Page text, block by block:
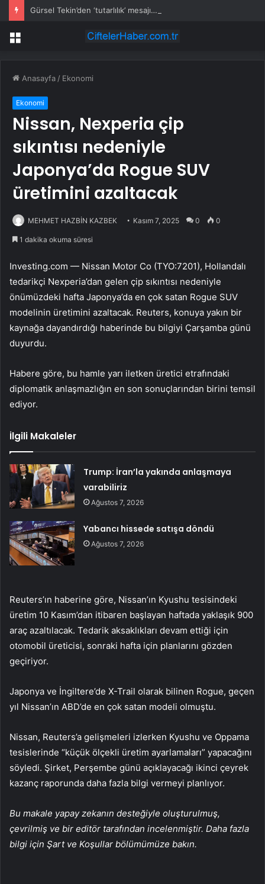
Menü
Anasayfa / Ekonomi
Ekonomi
Nissan, Nexperia çip
sıkıntısı nedeniyle
Japonya’da Rogue SUV
üretimini azaltacak
MEHMET HAZBİN KAZBEK Kasım 7, 2025 0 0
1 dakika okuma süresi
Investing.com — Nissan Motor Co (TYO:7201), Hollandalı
tedarikçi Nexperia’dan gelen çip sıkıntısı nedeniyle
önümüzdeki hafta Japonya’da en çok satan Rogue SUV
modelinin üretimini azaltacak. Reuters, konuya yakın bir
kaynağa dayandırdığı haberinde bu bilgiyi Çarşamba günü
duyurdu.
Habere göre, bu hamle yarı iletken üretici etrafındaki
diplomatik anlaşmazlığın en son sonuçlarından birini temsil
ediyor.
İlgili Makaleler
Trump: İran’la yakında anlaşmaya
varabiliriz
Ağustos 7, 2026
Yabancı hissede satışa döndü
Ağustos 7, 2026
Reuters’ın haberine göre, Nissan’ın Kyushu tesisindeki
üretim 10 Kasım’dan itibaren başlayan haftada yaklaşık 900
araç azaltılacak. Tedarik aksaklıkları devam ettiği için
otomobil üreticisi, sonraki hafta için planlarını gözden
geçiriyor.
Japonya ve İngiltere’de X-Trail olarak bilinen Rogue, geçen
yıl Nissan’ın ABD’de en çok satan modeli olmuştu.
Nissan, Reuters’a gelişmeleri izlerken Kyushu ve Oppama
tesislerinde “küçük ölçekli üretim ayarlamaları” yapacağını
söyledi. Şirket, Perşembe günü açıklayacağı ikinci çeyrek
kazanç raporunda daha fazla bilgi vermeyi planlıyor.
Bu makale yapay zekanın desteğiyle oluşturulmuş,
çevrilmiş ve bir editör tarafından incelenmiştir. Daha fazla
bilgi için Şart ve Koşullar bölümümüze bakın.